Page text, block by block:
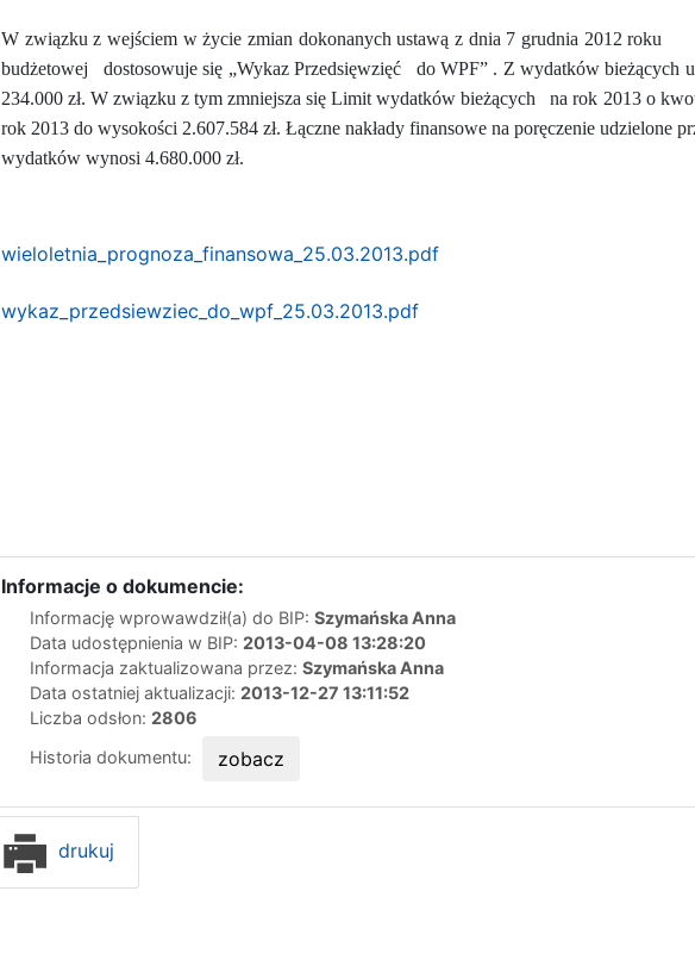
W związku z wejściem w życie zmian dokonanych ustawą z dnia 7 grudnia 2012 roku
budżetowej
dostosowuje się „Wykaz Przedsięwzięć do WPF” . Z wydatków bieżących
234.000 zł. W związku z tym zmniejsza się Limit wydatków bieżących
na rok 2013 o
rok 2013 do wysokości 2.607.584 zł. Łączne nakłady finansowe na poręczenie udzielone
wydatków wynosi 4.680.000 zł.
wieloletnia_prognoza_finansowa_25.03.2013.pdf
wykaz_przedsiewziec_do_wpf_25.03.2013.pdf
Informacje o dokumencie:
Informację wprowawdził(a) do BIP: Szymańska Anna
Data udostępnienia w BIP: 2013-04-08 13:28:20
Informacja zaktualizowana przez: Szymańska Anna
Data ostatniej aktualizacji: 2013-12-27 13:11:52
Liczba odsłon: 2806
Historia dokumentu:
zobacz
drukuj